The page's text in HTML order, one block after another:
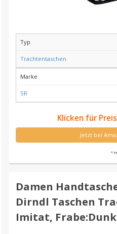
Typ
Trachtentaschen
Marke
SR
Klicken für
Jetzt bei
*
Damen
Dirndl Taschen
Imitat,